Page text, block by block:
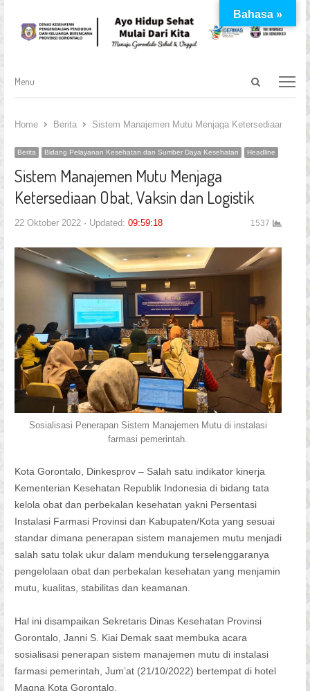
Open
Menu
Menu
Home Berita Sistem Manajemen Mutu Menjaga Ketersediaan
Berita Bidang Pelayanan Kesehatan dan Sumber Daya Kesehatan Headline
Sistem Manajemen Mutu Menjaga
Ketersediaan Obat, Vaksin dan Logistik
22 Oktober 2022 Updated: 09:59:18 1537
Sosialisasi Penerapan Sistem Manajemen Mutu di instalasi
farmasi pemerintah.
Kota Gorontalo, Dinkesprov – Salah satu indikator kinerja
Kementerian Kesehatan Republik Indonesia di bidang tata
kelola obat dan perbekalan kesehatan yakni Persentasi
Instalasi Farmasi Provinsi dan Kabupaten/Kota yang sesuai
standar dimana penerapan sistem manajemen mutu menjadi
salah satu tolak ukur dalam mendukung terselenggaranya
pengelolaan obat dan perbekalan kesehatan yang menjamin
mutu, kualitas, stabilitas dan keamanan.
Hal ini disampaikan Sekretaris Dinas Kesehatan Provinsi
Gorontalo, Janni S. Kiai Demak saat membuka acara
sosialisasi penerapan sistem manajemen mutu di instalasi
farmasi pemerintah, Jum’at (21/10/2022) bertempat di hotel
Maqna Kota Gorontalo.
Bahasa »